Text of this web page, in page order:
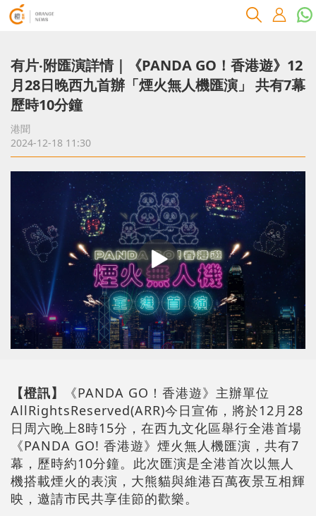
有片‧附匯演詳情｜《PANDA GO！香港遊》12
月28日晚西九首辦「煙火無人機匯演」 共有7幕
歷時10分鐘
港聞
2024-12-18 11:30
【橙訊】
《PANDA GO！香港遊》主辦單位
AllRightsReserved(ARR)今日宣佈，將於12月28
日周六晚上8時15分，在西九文化區舉行全港首場
《PANDA GO! 香港遊》煙火無人機匯演，共有7
幕，歷時約10分鐘。此次匯演是全港首次以無人
機搭載煙火的表演，大熊貓與維港百萬夜景互相輝
映，邀請市民共享佳節的歡樂。